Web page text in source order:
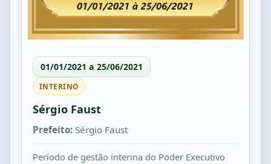
01/01/2021 a 25/06/2021
INTERINO
Sérgio Faust
Prefeito: Sérgio Faust
Período de gestão interina do Poder Executivo